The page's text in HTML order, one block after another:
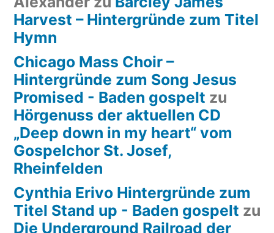
Harvest – Hintergründe zum Titel
Hymn
Chicago Mass Choir –
Hintergründe zum Song Jesus
Promised - Baden gospelt zu
Hörgenuss der aktuellen CD
„Deep down in my heart“ vom
Gospelchor St. Josef,
Rheinfelden
Cynthia Erivo Hintergründe zum
Titel Stand up - Baden gospelt zu
Die Underground Railroad der